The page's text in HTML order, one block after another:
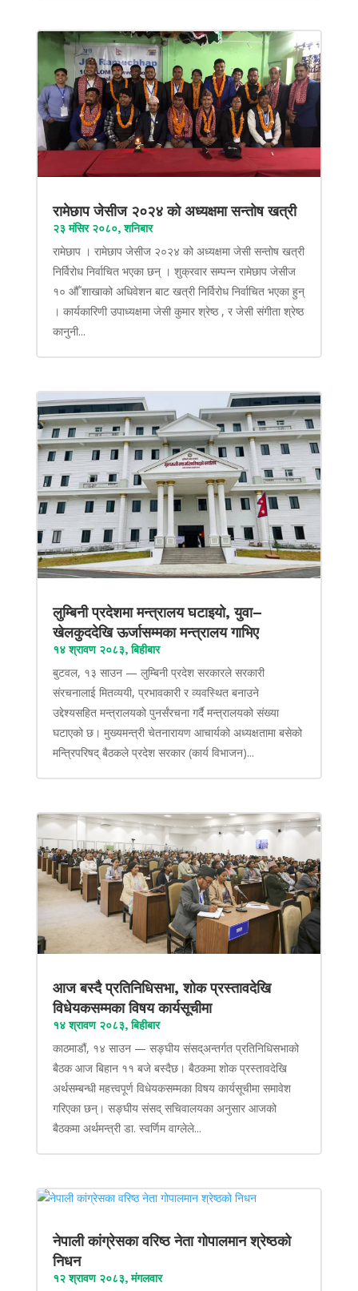
रामेछाप जेसीज २०२४ को अध्यक्षमा सन्तोष खत्री
२३ मंसिर २०८०, शनिबार
रामेछाप । रामेछाप जेसीज २०२४ को अध्यक्षमा जेसी सन्तोष खत्री
निर्विरोध निर्वाचित भएका छन् । शुक्रवार सम्पन्न रामेछाप जेसीज
१० औँ शाखाको अधिवेशन बाट खत्री निर्विरोध निर्वाचित भएका हुन्
। कार्यकारिणी उपाध्यक्षमा जेसी कुमार श्रेष्ठ , र जेसी संगीता श्रेष्ठ
कानुनी...
लुम्बिनी प्रदेशमा मन्त्रालय घटाइयो, युवा–
खेलकुददेखि ऊर्जासम्मका मन्त्रालय गाभिए
१४ श्रावण २०८३, बिहीबार
बुटवल, १३ साउन — लुम्बिनी प्रदेश सरकारले सरकारी
संरचनालाई मितव्ययी, प्रभावकारी र व्यवस्थित बनाउने
उद्देश्यसहित मन्त्रालयको पुनर्संरचना गर्दै मन्त्रालयको संख्या
घटाएको छ। मुख्यमन्त्री चेतनारायण आचार्यको अध्यक्षतामा बसेको
मन्त्रिपरिषद् बैठकले प्रदेश सरकार (कार्य विभाजन)...
आज बस्दै प्रतिनिधिसभा, शोक प्रस्तावदेखि
विधेयकसम्मका विषय कार्यसूचीमा
१४ श्रावण २०८३, बिहीबार
काठमाडौं, १४ साउन — सङ्घीय संसद्अन्तर्गत प्रतिनिधिसभाको
बैठक आज बिहान ११ बजे बस्दैछ। बैठकमा शोक प्रस्तावदेखि
अर्थसम्बन्धी महत्त्वपूर्ण विधेयकसम्मका विषय कार्यसूचीमा समावेश
गरिएका छन्। सङ्घीय संसद् सचिवालयका अनुसार आजको
बैठकमा अर्थमन्त्री डा. स्वर्णिम वाग्लेले...
नेपाली कांग्रेसका वरिष्ठ नेता गोपालमान श्रेष्ठको
निधन
१२ श्रावण २०८३, मंगलवार